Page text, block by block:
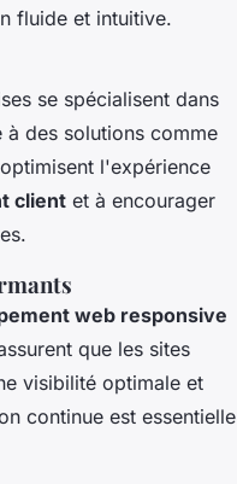
fluide et intuitive.
se spécialisent dans
à des solutions comme
l'expérience
client et à encourager
web responsive
que les sites
visibilité optimale et
continue est essentielle